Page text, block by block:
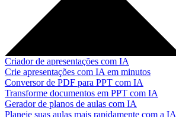
Criador de apresentações com IA
Crie apresentações com IA em minutos
Conversor de PDF para PPT com IA
Transforme documentos em PPT com IA
Gerador de planos de aulas com IA
Planeje suas aulas mais rapidamente com a IA